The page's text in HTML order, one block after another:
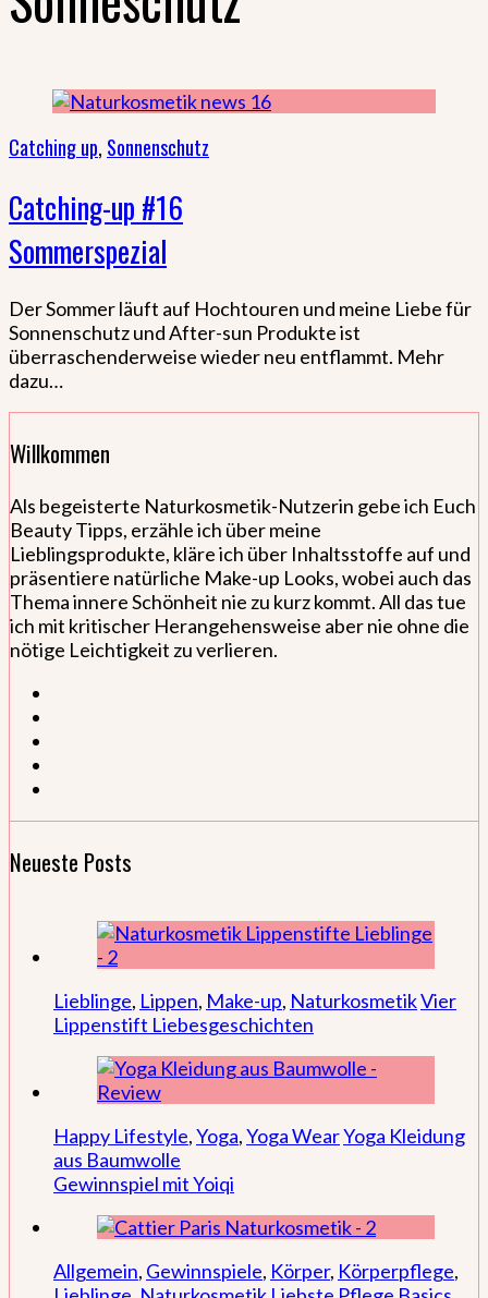
Catching up, Sonnenschutz
Catching-up #16
Sommerspezial
Der Sommer läuft auf Hochtouren und meine Liebe für
Sonnenschutz und After-sun Produkte ist
überraschenderweise wieder neu entflammt. Mehr
dazu…
Willkommen
Als begeisterte Naturkosmetik-Nutzerin gebe ich Euch
Beauty Tipps, erzähle ich über meine
Lieblingsprodukte, kläre ich über Inhaltsstoffe auf und
präsentiere natürliche Make-up Looks, wobei auch das
Thema innere Schönheit nie zu kurz kommt. All das tue
ich mit kritischer Herangehensweise aber nie ohne die
nötige Leichtigkeit zu verlieren.
Neueste Posts
Lieblinge, Lippen, Make-up, NaturkosmetikVier
Lippenstift Liebesgeschichten
Happy Lifestyle,Yoga,Yoga WearYoga Kleidung
aus Baumwolle
Gewinnspiel mit Yoiqi
Allgemein, Gewinnspiele, Körper, Körperpflege,